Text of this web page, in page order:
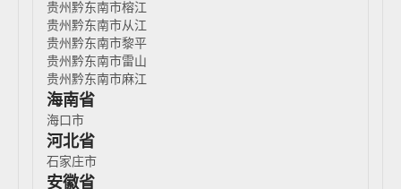
贵州黔东南市榕江
贵州黔东南市从江
贵州黔东南市黎平
贵州黔东南市雷山
贵州黔东南市麻江
海南省
海口市
河北省
石家庄市
安徽省